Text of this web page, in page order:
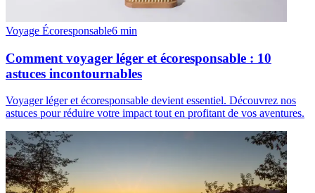
Voyage Écoresponsable6 min
Comment voyager léger et écoresponsable : 10
astuces incontournables
Voyager léger et écoresponsable devient essentiel. Découvrez nos
astuces pour réduire votre impact tout en profitant de vos aventures.